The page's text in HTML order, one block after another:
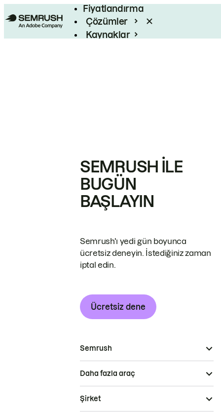
Fiyatlandırma
Çözümler
Kaynaklar
SEMRUSH ILE
BUGÜN
BAŞLAYIN
Semrush'ı yedi gün boyunca
ücretsiz deneyin. İstediğiniz zaman
iptal edin.
Ücretsiz dene
Semrush
Daha fazla araç
Şirket